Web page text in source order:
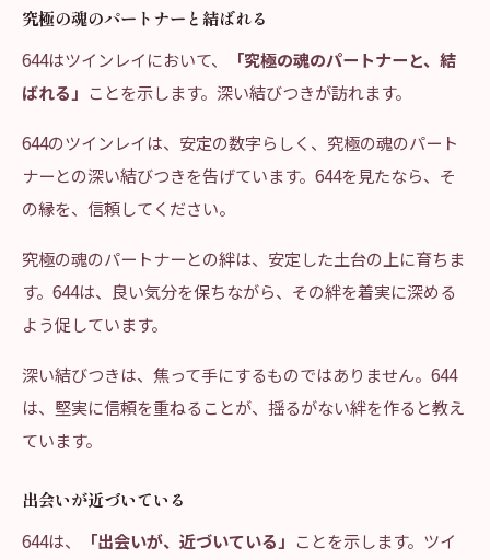
究極の魂のパートナーと結ばれる
644はツインレイにおいて、
「究極の魂のパートナーと、結
ばれる」 ことを示します。深い結びつきが訪れます。
644のツインレイは、安定の数字らしく、究極の魂のパート
ナーとの深い結びつきを告げています。644を見たなら、そ
の縁を、信頼してください。
究極の魂のパートナーとの絆は、安定した土台の上に育ちま
す。644は、良い気分を保ちながら、その絆を着実に深める
よう促しています。
深い結びつきは、焦って手にするものではありません。644
は、堅実に信頼を重ねることが、揺るがない絆を作ると教え
ています。
出会いが近づいている
644は、
「出会いが、近づいている」 ことを示します。ツイ